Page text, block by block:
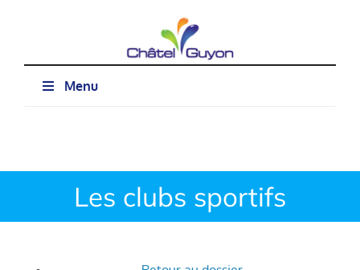
Menu
Les clubs sportifs